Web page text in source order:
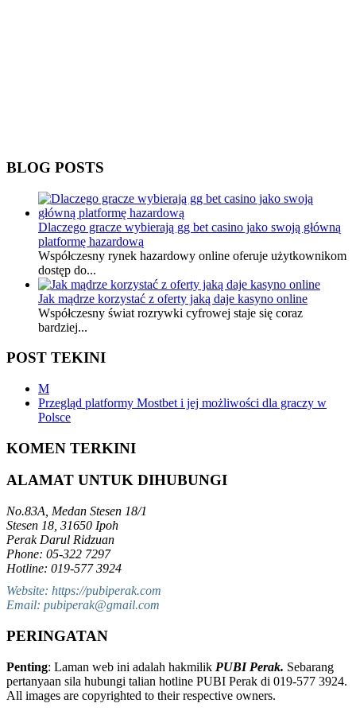
BLOG POSTS
Dlaczego gracze wybierają gg bet casino jako swoją główną
platformę hazardową
Współczesny rynek hazardowy online oferuje użytkownikom
dostęp do...
Jak mądrze korzystać z oferty jaką daje kasyno online
Współczesny świat rozrywki cyfrowej staje się coraz
bardziej...
POST TEKINI
M
Przegląd platformy Mostbet i jej możliwości dla graczy w
Polsce
KOMEN TERKINI
ALAMAT UNTUK DIHUBUNGI
No.83A, Medan Stesen 18/1
Stesen 18, 31650 Ipoh
Perak Darul Ridzuan
Phone: 05-322 7297
Hotline: 019-577 3924
Website: https://pubiperak.com
Email: pubiperak@gmail.com
PERINGATAN
Penting: Laman web ini adalah hakmilik PUBI Perak. Sebarang
pertanyaan sila hubungi talian hotline PUBI Perak di 019-577 3924.
All images are copyrighted to their respective owners.